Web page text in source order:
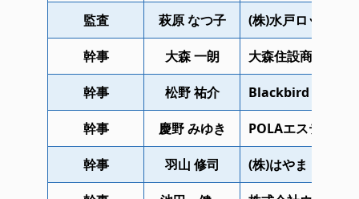
監査 萩原 なつ子 (株)水戸ロックセ
幹事 大森 一朗 大森住設商事(株)
幹事 松野 祐介 Blackbird FILM
幹事 慶野 みゆき POLAエスティイ
幹事 羽山 修司 (株)はやま